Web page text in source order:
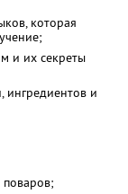
которая
и их секреты
ингредиентов и